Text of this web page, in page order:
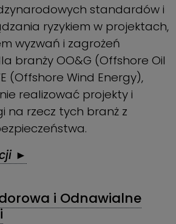
standardów i
ryzykiem w projektach,
wyzwań i zagrożeń
branży OO&G (Offshore Oil
(Offshore Wind Energy),
realizować projekty i
na rzecz tych branż z
►
i Odnawialne